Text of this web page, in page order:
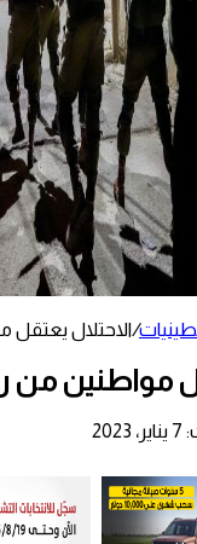
/الاحتلال يعتقل
مواطنين من